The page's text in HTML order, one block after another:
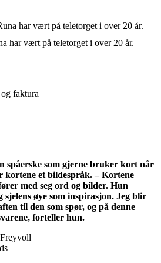
har vært på teletorget i over 20 år.
faktura
spåerske som gjerne bruker kort når
kortene et bildespråk. – Kortene
med seg ord og bilder. Hun
øye som inspirasjon. Jeg blir
til den som spør, og på denne
forteller hun.